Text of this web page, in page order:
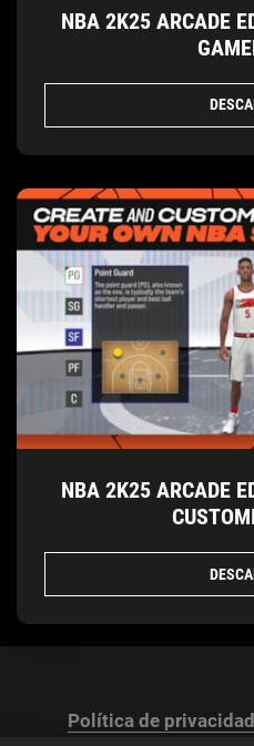
NBA 2K25 ARCADE
NBA 2K25 ARCADE
Política de